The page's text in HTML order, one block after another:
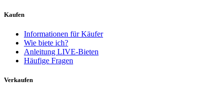
Kaufen
Informationen für Käufer
Wie biete ich?
Anleitung LIVE-Bieten
Häufige Fragen
Verkaufen